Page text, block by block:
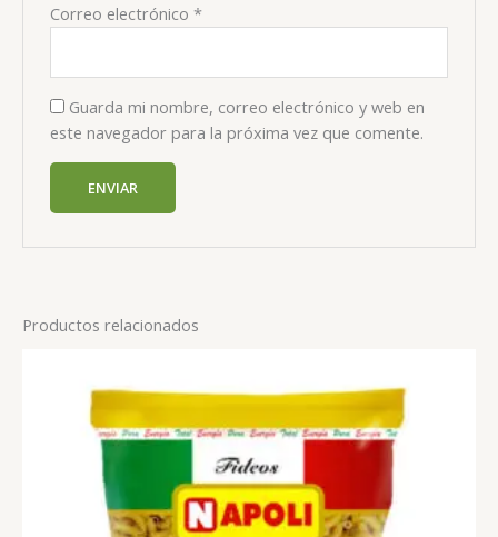
Correo electrónico*
Guarda mi nombre, correo electrónico y web en
este navegador para la próxima vez que comente.
Productos relacionados